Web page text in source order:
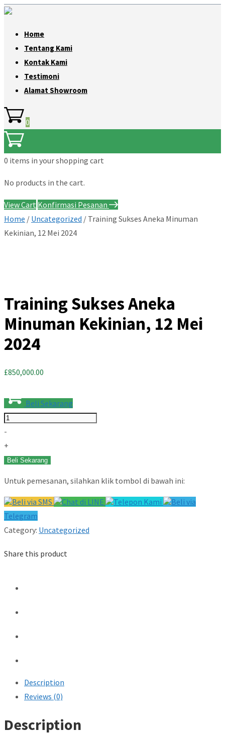
Home
Tentang Kami
Kontak Kami
Testimoni
Alamat Showroom
0
0 items in your shopping cart
No products in the cart.
View Cart Konfirmasi Pesanan
Home / Uncategorized / Training Sukses Aneka Minuman
Kekinian, 12 Mei 2024
Training Sukses Aneka
Minuman Kekinian, 12 Mei
2024
£850,000.00
Beli Sekarang
Quantity
-
+
Beli Sekarang
Untuk pemesanan, silahkan klik tombol di bawah ini:
Beli via SMS Chat di LINE Telepon Kami
Beli via
Telegram
Category: Uncategorized
Share this product
Description
Reviews (0)
Description